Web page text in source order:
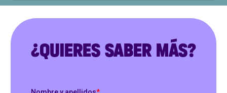
¿QUIERES SABER MÁS?